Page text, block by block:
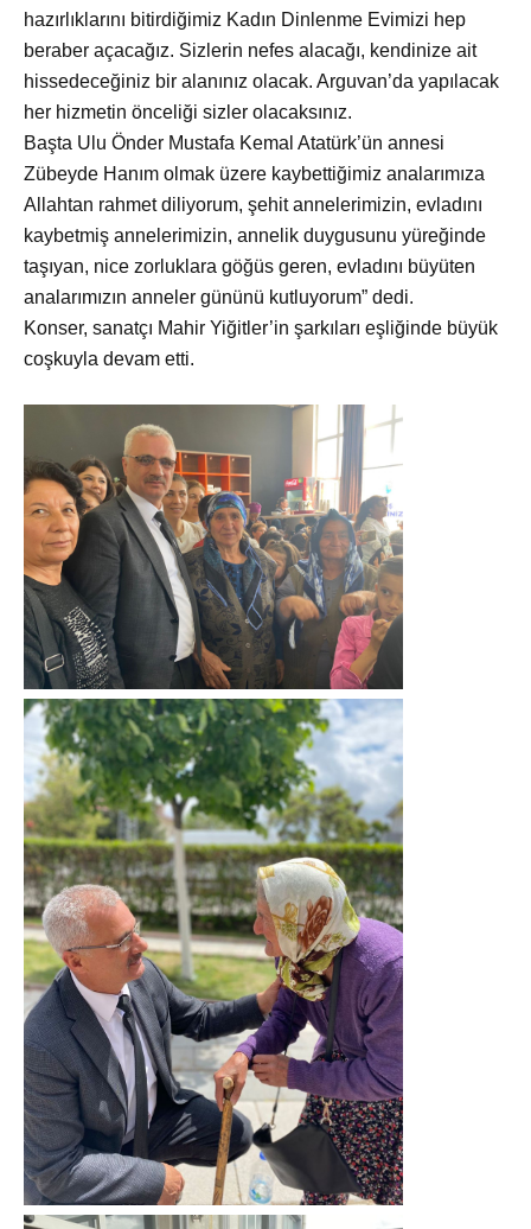
hazırlıklarını bitirdiğimiz Kadın Dinlenme Evimizi hep
beraber açacağız. Sizlerin nefes alacağı, kendinize ait
hissedeceğiniz bir alanınız olacak. Arguvan’da yapılacak
her hizmetin önceliği sizler olacaksınız.
Başta Ulu Önder Mustafa Kemal Atatürk’ün annesi
Zübeyde Hanım olmak üzere kaybettiğimiz analarımıza
Allahtan rahmet diliyorum, şehit annelerimizin, evladını
kaybetmiş annelerimizin, annelik duygusunu yüreğinde
taşıyan, nice zorluklara göğüs geren, evladını büyüten
analarımızın anneler gününü kutluyorum” dedi.
Konser, sanatçı Mahir Yiğitler’in şarkıları eşliğinde büyük
coşkuyla devam etti.